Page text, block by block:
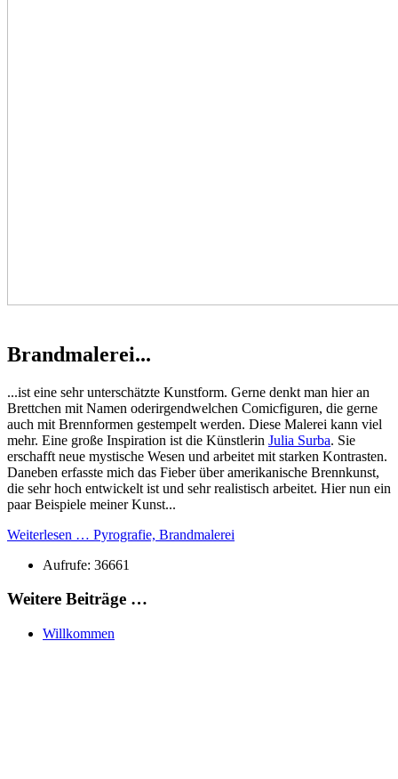
Brandmalerei...
...ist eine sehr unterschätzte Kunstform. Gerne denkt man hier an
Brettchen mit Namen oderirgendwelchen Comicfiguren, die gerne
auch mit Brennformen gestempelt werden. Diese Malerei kann viel
mehr. Eine große Inspiration ist die Künstlerin Julia Surba. Sie
erschafft neue mystische Wesen und arbeitet mit starken Kontrasten.
Daneben erfasste mich das Fieber über amerikanische Brennkunst,
die sehr hoch entwickelt ist und sehr realistisch arbeitet. Hier nun ein
paar Beispiele meiner Kunst...
Weiterlesen … Pyrografie, Brandmalerei
Aufrufe: 36661
Weitere Beiträge …
Willkommen